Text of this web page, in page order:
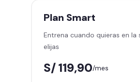
de peso libre e integrado
Máquinas, pesas, discos
Clases grupales con
Smart Fit App - Tu plan de
Plan Smart
Entrena cuando quieras en la
elijas
S/ 119,90/mes